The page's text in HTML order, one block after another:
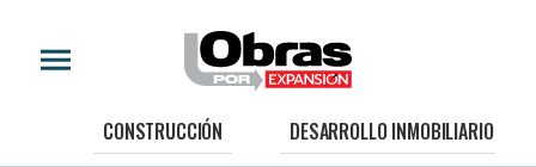
CONSTRUCCIÓN DESARROLLO INMOBILIARIO